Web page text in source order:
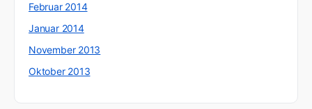
Februar 2014
Januar 2014
November 2013
Oktober 2013